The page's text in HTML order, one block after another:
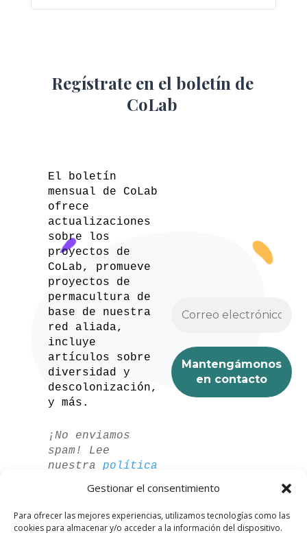
Gestionar el consentimiento
Para ofrecer las mejores experiencias, utilizamos tecnologías como las
cookies para almacenar y/o acceder a la información del dispositivo.
Regístrate en el boletín de
CoLab
El boletín
mensual de CoLab
ofrece
actualizaciones
sobre los
proyectos de
CoLab, promueve
proyectos de
permacultura de
base de nuestra
red aliada,
incluye
artículos sobre
diversidad y
descolonización,
y más.
¡No enviamos
spam! Lee
nuestra política
para más
información.